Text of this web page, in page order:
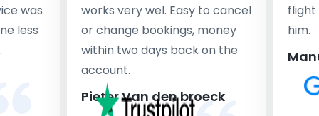
was
less
works very wel. Easy to cancel
or change bookings, money
within two days back on the
account.
Pieter Van den broeck
flight
him.